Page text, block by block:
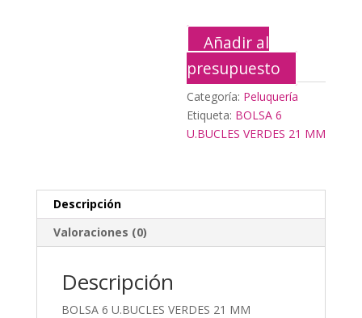
Añadir al
presupuesto
Categoría: Peluquería
Etiqueta: BOLSA 6
U.BUCLES VERDES 21 MM
Descripción
Valoraciones (0)
Descripción
BOLSA 6 U.BUCLES VERDES 21 MM